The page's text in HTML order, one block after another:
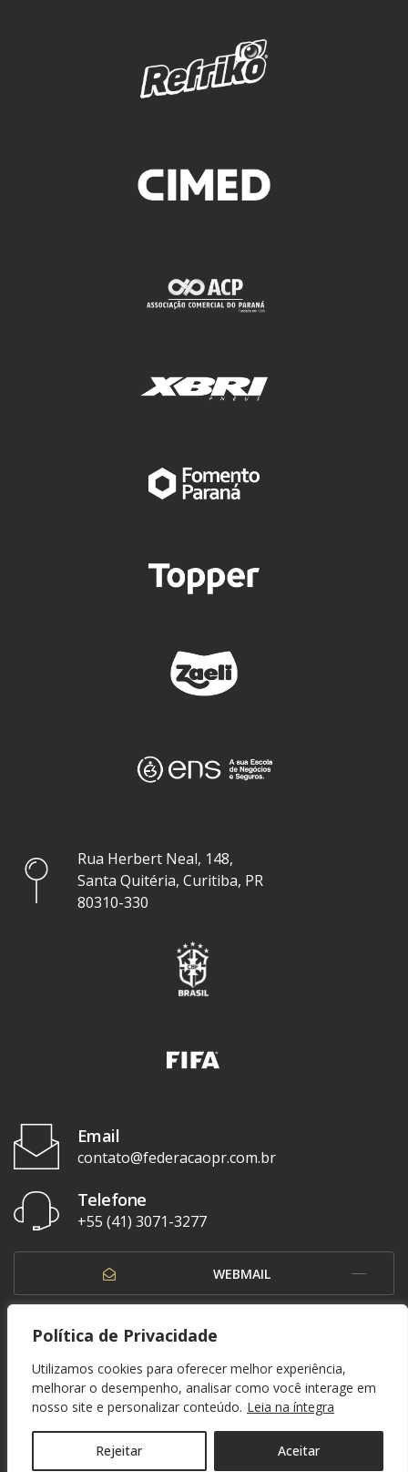
Política de Privacidade
Utilizamos cookies para oferecer melhor experiência,
melhorar o desempenho, analisar como você interage em
nosso site e personalizar conteúdo. Leia na íntegra
Rejeitar Aceitar
Rua Herbert Neal, 148,
Santa Quitéria, Curitiba, PR
80310-330
Email
contato@federacaopr.com.br
Telefone
+55 (41) 3071-3277
WEBMAIL
OUVIDORIA
© 1937 - 2026. Federação Paranaense de Futebol. Todos os direitos reservados. By